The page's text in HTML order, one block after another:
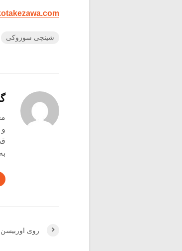
شینچی سوزوکی
روی